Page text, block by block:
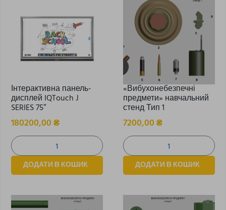
Інтерактивна панель-
дисплей IQTouch J
SERIES 75″
180200,00₴
ДОДАТИ В КОШИК
«Вибухонебезпечні
предмети» навчальний
стенд Тип 1
7200,00₴
ДОДАТИ В КОШИК